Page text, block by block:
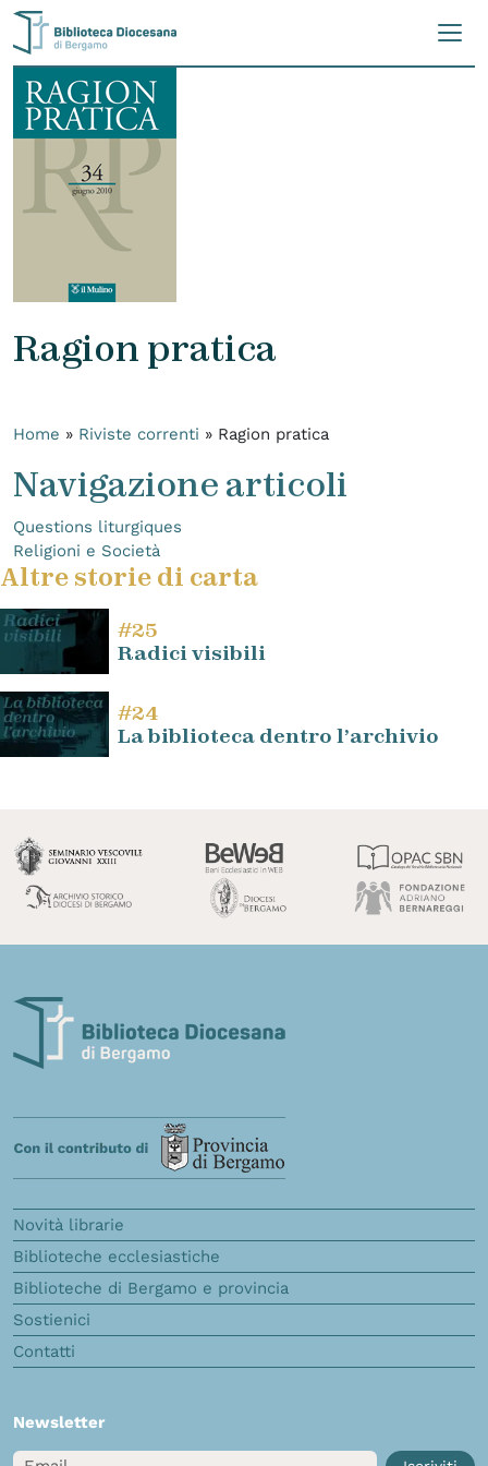
Skip to content
Ragion pratica
Home » Riviste correnti » Ragion pratica
Navigazione articoli
Questions liturgiques
Religioni e Società
Altre storie di carta
#25
Radici visibili
#24
La biblioteca dentro l’archivio
Novità librarie
Biblioteche ecclesiastiche
Biblioteche di Bergamo e provincia
Sostienici
Contatti
Newsletter
Email